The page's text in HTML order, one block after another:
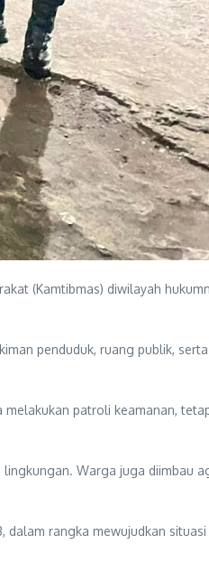
(Kamtibmas) diwilayah
penduduk, ruang publik,
patroli keamanan,
Warga juga diimbau
dalam rangka mewujudkan